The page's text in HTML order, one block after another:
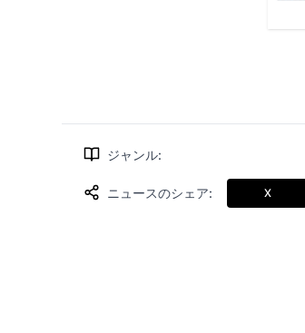
ジャンル:
ニュースのシェア: X